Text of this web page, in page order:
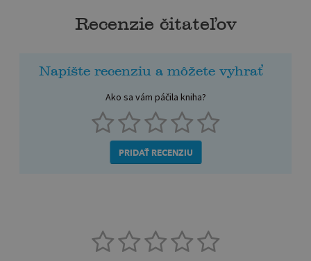
Recenzie čitateľov
Napíšte recenziu a môžete vyhrať
Ako sa vám páčila kniha?
PRIDAŤ RECENZIU